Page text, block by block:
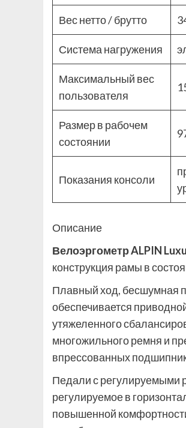
Вес нетто / брутто
Система нагружения
Максимальный вес
пользователя
Размер в рабочем
состоянии
Показания консоли
Описание
Велоэргометр ALPIN
конструкция рамы в
Плавный ход, бесшумная
обеспечивается
утяжеленного
многожильного ремня и
впрессованных
Педали с регулируемыми
регулируемое в
повышенной